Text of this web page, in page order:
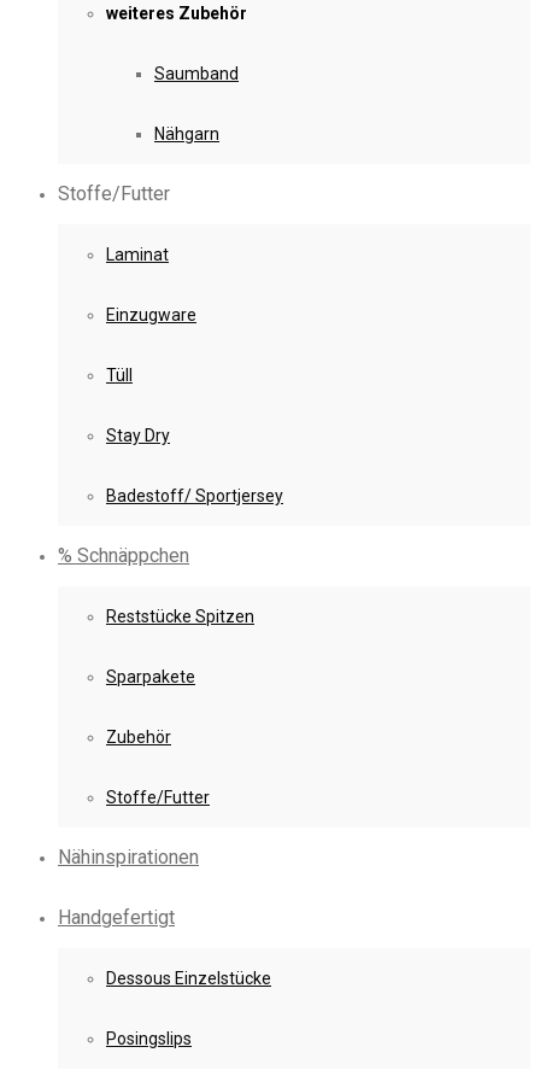
weiteres Zubehör
Saumband
Nähgarn
Stoffe/Futter
Laminat
Einzugware
Tüll
Stay Dry
Badestoff/ Sportjersey
% Schnäppchen
Reststücke Spitzen
Sparpakete
Zubehör
Stoffe/Futter
Nähinspirationen
Handgefertigt
Dessous Einzelstücke
Posingslips